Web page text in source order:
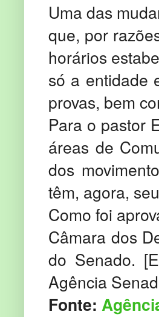
Uma das
que, por
horários
só a entidade
provas, bem
Para o pastor
áreas de
dos
têm, agora,
Como foi
Câmara dos
do Senado.
Agência
Fonte: